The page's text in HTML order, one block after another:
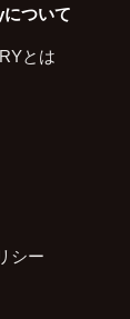
ついて
とは
シー